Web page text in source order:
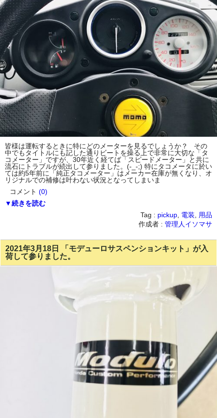
皆様は運転するときに特にどのメーターを見るでしょうか？ その
中でもタイトルにも記した通りビートを操る上で非常に大切な「タ
コメーター」ですが、30年近く経てば「スピードメーター」と共に
流石にトラブルが続出して参りました。(-_-;) 特にタコメータに於い
ては約5年前に「純正タコメーター」はメーカー在庫が無くなり、オ
リジナルでの補修は叶わない状況となってしまいま
コメント (0)
▼続きを読む
Tag : pickup 電装
用品
作成者 : 管理人イソマサ
2021年3月18日 「モデューロサスペンションキット」が入
荷して参りました。